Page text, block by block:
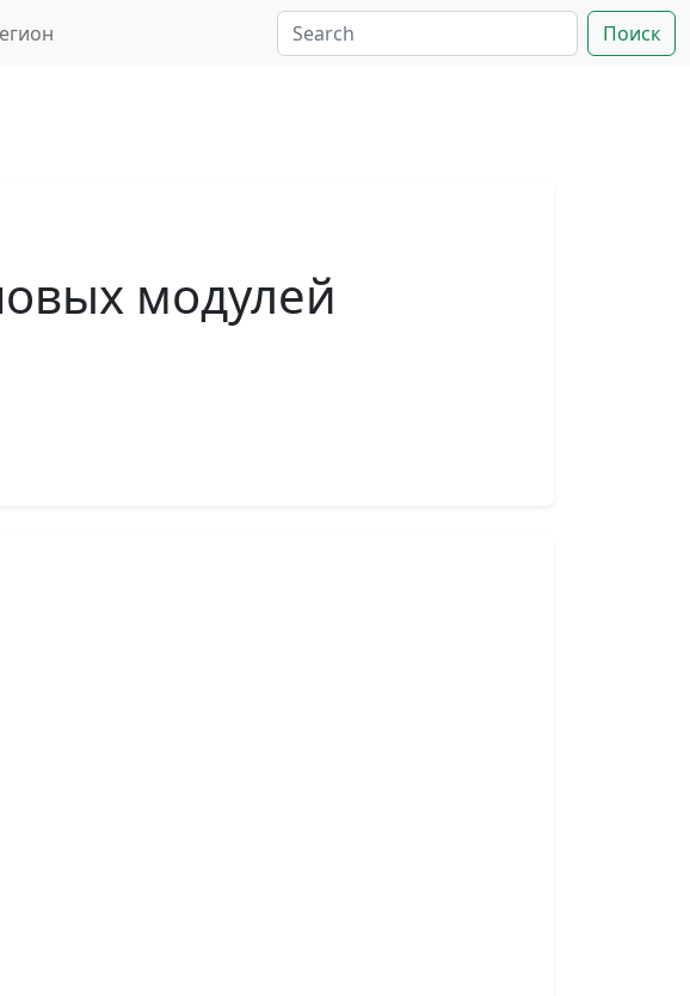
Поиск
модулей